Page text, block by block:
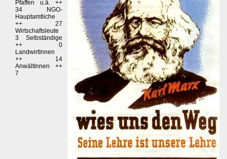
Pfaffen u.ä. ++
34 NGO-
Hauptamtliche
++ 27
Wirtschaftsleute
3 Selbständige
++ 0
LandwirtInnen
++ 14
AnwältInnen ++
7